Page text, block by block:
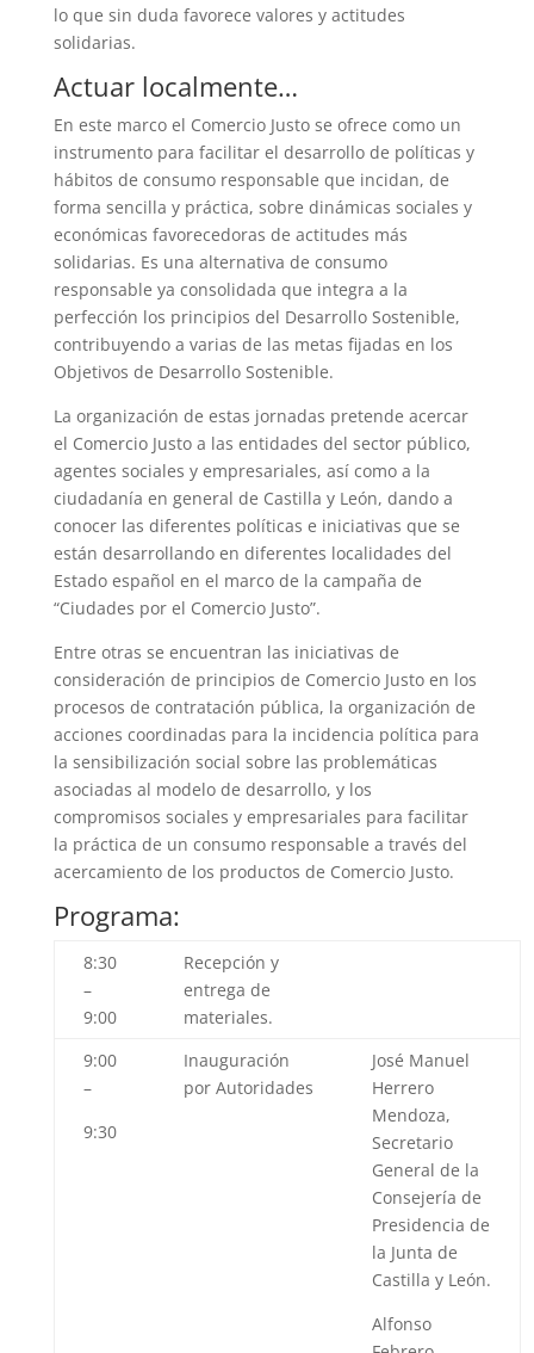
lo que sin duda favorece valores y actitudes
solidarias.
Actuar localmente…
En este marco el Comercio Justo se ofrece como un
instrumento para facilitar el desarrollo de políticas y
hábitos de consumo responsable que incidan, de
forma sencilla y práctica, sobre dinámicas sociales y
económicas favorecedoras de actitudes más
solidarias. Es una alternativa de consumo
responsable ya consolidada que integra a la
perfección los principios del Desarrollo Sostenible,
contribuyendo a varias de las metas fijadas en los
Objetivos de Desarrollo Sostenible.
La organización de estas jornadas pretende acercar
el Comercio Justo a las entidades del sector público,
agentes sociales y empresariales, así como a la
ciudadanía en general de Castilla y León, dando a
conocer las diferentes políticas e iniciativas que se
están desarrollando en diferentes localidades del
Estado español en el marco de la campaña de
“Ciudades por el Comercio Justo”.
Entre otras se encuentran las iniciativas de
consideración de principios de Comercio Justo en los
procesos de contratación pública, la organización de
acciones coordinadas para la incidencia política para
la sensibilización social sobre las problemáticas
asociadas al modelo de desarrollo, y los
compromisos sociales y empresariales para facilitar
la práctica de un consumo responsable a través del
acercamiento de los productos de Comercio Justo.
Programa:
8:30
–
9:00
Recepción y
entrega de
materiales.
9:00
–
9:30
Inauguración
por Autoridades
José Manuel
Herrero
Mendoza,
Secretario
General de la
Consejería de
Presidencia de
la Junta de
Castilla y León.
Alfonso